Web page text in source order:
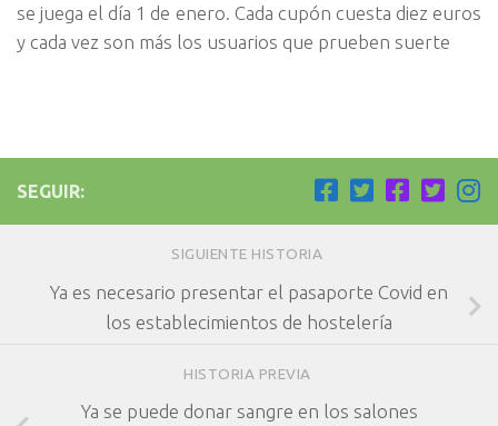
se juega el día 1 de enero. Cada cupón cuesta diez euros
y cada vez son más los usuarios que prueben suerte
SEGUIR:
SIGUIENTE HISTORIA
Ya es necesario presentar el pasaporte Covid en
los establecimientos de hostelería
HISTORIA PREVIA
Ya se puede donar sangre en los salones